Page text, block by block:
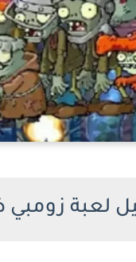
زومبي ضد